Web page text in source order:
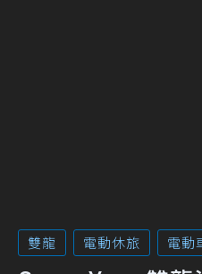
雙龍 電動休旅 電動